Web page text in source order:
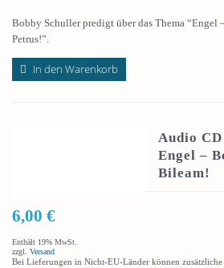
Bobby Schuller predigt über das Thema “Engel
Petrus!”.
In den Warenkorb
Audio
Engel –
Bileam!
6,00 €
Enthält 19% MwSt.
zzgl. Versand
Bei Lieferungen in Nicht-EU-Länder können